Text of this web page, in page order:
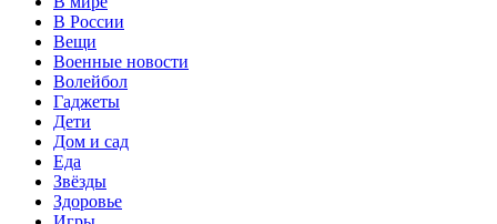
В России
Вещи
Военные новости
Волейбол
Гаджеты
Дети
Дом и сад
Еда
Звёзды
Здоровье